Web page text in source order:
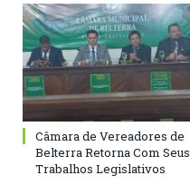
Câmara de Vereadores de
Belterra Retorna Com Seus
Trabalhos Legislativos